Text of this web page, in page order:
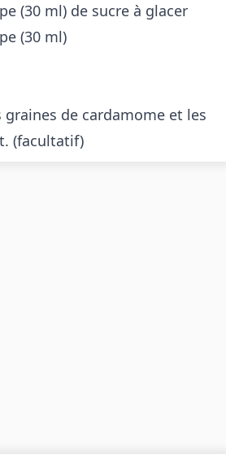
(30 ml) de sucre à glacer
(30 ml)
graines de cardamome et les
(facultatif)